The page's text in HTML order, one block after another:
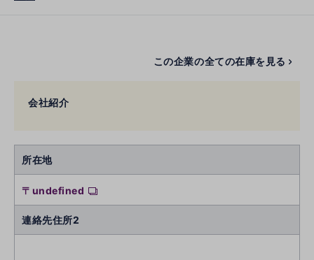
この企業の全ての在庫を見る
会社紹介
所在地
〒undefined
連絡先住所2